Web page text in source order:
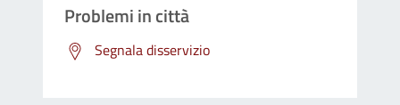
Problemi in città
Segnala disservizio